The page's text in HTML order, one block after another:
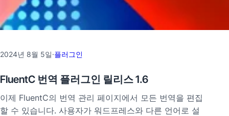
2024년 8월 5일·플러그인
FluentC 번역 플러그인 릴리스 1.6
이제 FluentC의 번역 관리 페이지에서 모든 번역을 편집
할 수 있습니다. 사용자가 워드프레스와 다른 언어로 설